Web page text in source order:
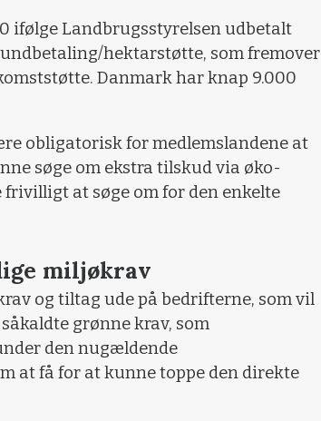
ifølge Landbrugsstyrelsen udbetalt
hektarstøtte, som fremover
Danmark har knap 9.000
obligatorisk for medlemslandene at
søge om ekstra tilskud via øko-
at søge om for den enkelte
miljøkrav
og tiltag ude på bedrifterne, som vil
grønne krav, som
den nugældende
at få for at kunne toppe den direkte